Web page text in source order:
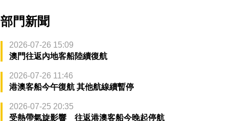
部門新聞
2026-07-26 15:09
澳門往返內地客船陸續復航
2026-07-26 11:46
港澳客船今午復航 其他航線續暫停
2026-07-25 20:35
受熱帶氣旋影響 往返港澳客船今晚起停航